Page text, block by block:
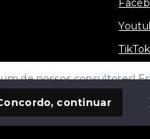
de nossos consultores!
lo e orienta-lo!
TikTok
continuar